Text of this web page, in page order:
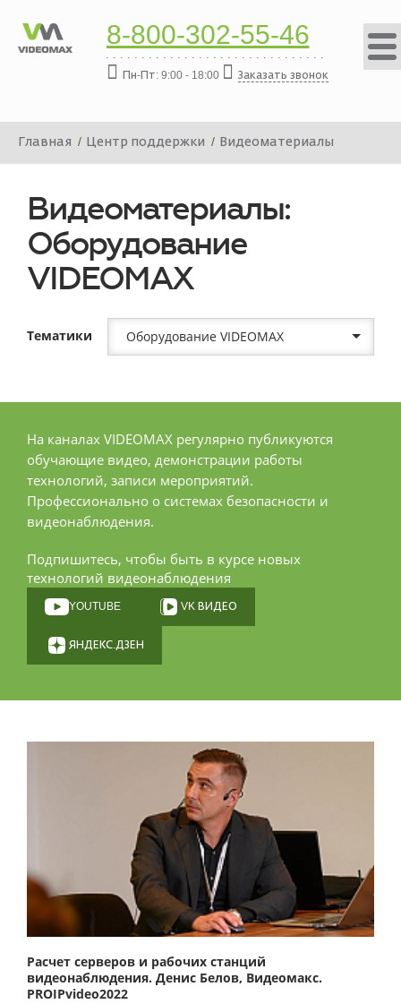
8-800-302-55-46
Пн-Пт: 9:00 - 18:00 Заказать звонок
Главная Центр поддержки Видеоматериалы
Видеоматериалы:
Оборудование
VIDEOMAX
Тематики Оборудование VIDEOMAX
На каналах VIDEOМАХ регулярно публикуются
обучающие видео, демонстрации работы
технологий, записи мероприятий.
Профессионально о системах безопасности и
видеонаблюдения.
Подпишитесь, чтобы быть в курсе новых
технологий видеонаблюдения
YOUTUBE VK ВИДЕО
ЯНДЕКС.ДЗЕН
Расчет серверов и рабочих станций
видеонаблюдения. Денис Белов, Видеомакс.
PROIPvideo2022